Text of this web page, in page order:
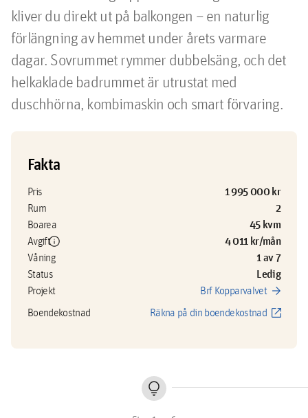
kliver du direkt ut på balkongen – en naturlig
förlängning av hemmet under årets varmare
dagar. Sovrummet rymmer dubbelsäng, och det
helkaklade badrummet är utrustat med
duschhörna, kombimaskin och smart förvaring.
Fakta
Pris 1 995 000 kr
Rum 2
Boarea 45 kvm
Avgiftinfo 4 011 kr/mån
Våning 1 av 7
Status Ledig
Projekt Brf Kopparvalvet arrow_forward
Boendekostnad Räkna på din boendekostnad open_in_new
lightbulb